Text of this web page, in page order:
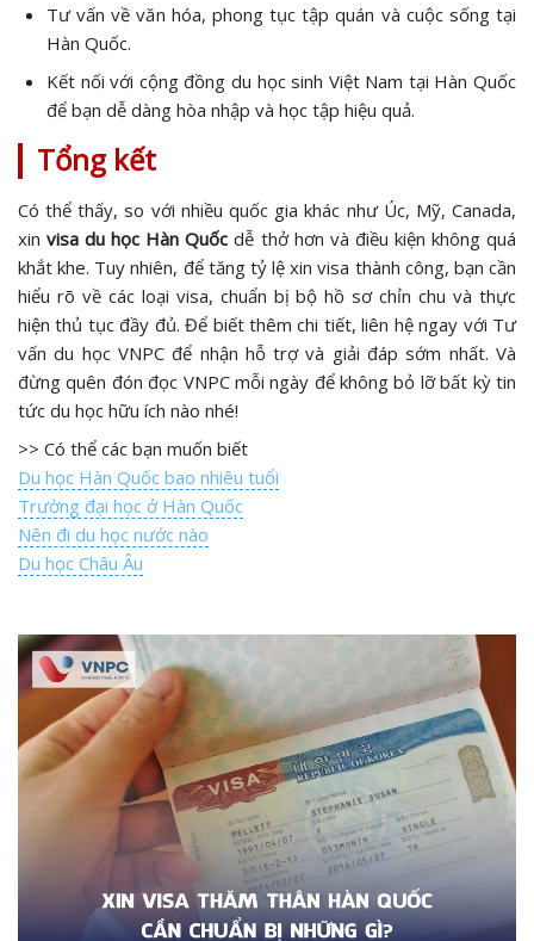
Tư vấn về văn hóa, phong tục tập quán và cuộc sống tại
Hàn Quốc.
Kết nối với cộng đồng du học sinh Việt Nam tại Hàn Quốc
để bạn dễ dàng hòa nhập và học tập hiệu quả.
Tổng kết
Có thể thấy, so với nhiều quốc gia khác như Úc, Mỹ, Canada,
xin visa du học Hàn Quốc dễ thở hơn và điều kiện không quá
khắt khe. Tuy nhiên, để tăng tỷ lệ xin visa thành công, bạn cần
hiểu rõ về các loại visa, chuẩn bị bộ hồ sơ chỉn chu và thực
hiện thủ tục đầy đủ. Để biết thêm chi tiết, liên hệ ngay với Tư
vấn du học VNPC để nhận hỗ trợ và giải đáp sớm nhất. Và
đừng quên đón đọc VNPC mỗi ngày để không bỏ lỡ bất kỳ tin
tức du học hữu ích nào nhé!
>> Có thể các bạn muốn biết
Du học Hàn Quốc bao nhiêu tuổi
Trường đại học ở Hàn Quốc
Nên đi du học nước nào
Du học Châu Âu